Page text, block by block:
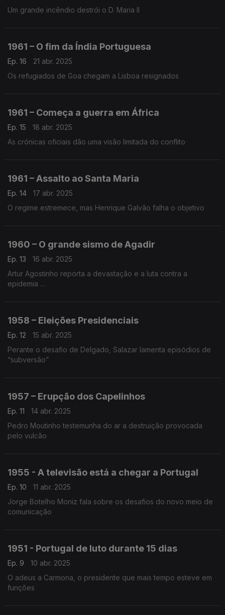
Um grande incêndio destrói o D. Maria II
1961 – O fim da Índia Portuguesa
Ep. 16
21 abr. 2025
Os refugiados de Goa chegam a Lisboa resignados
1961 – Começa a guerra em África
Ep. 15
18 abr. 2025
As crónicas oficiais dão uma visão limitada do conflito
1961 – Assalto ao Santa Maria
Ep. 14
17 abr. 2025
O regime estremece, mas Henrique Galvão falha o objetivo
1960 – O grande sismo de Agadir
Ep. 13
16 abr. 2025
Artur Agostinho reporta a devastação e a luta contra a
epidemia
1958 – Eleições Presidenciais
Ep. 12
15 abr. 2025
Perante o desafio de Delgado, Salazar lamenta episódios de
“subversão”
1957 – Erupção dos Capelinhos
Ep. 11
14 abr. 2025
Pedro Moutinho testemunha do ar a destruição provocada
pelo vulcão
1955 - A televisão está a chegar a Portugal
Ep. 10
11 abr. 2025
Jorge Botelho Moniz fala sobre os desafios do novo meio de
comunicação
1951 - Portugal de luto durante 15 dias
Ep. 9
10 abr. 2025
O adeus a Carmona, o presidente que mais tempo esteve em
funções